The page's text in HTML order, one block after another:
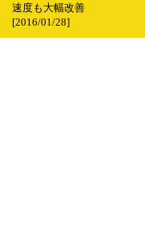
速度も大幅改善
[2016/01/28]